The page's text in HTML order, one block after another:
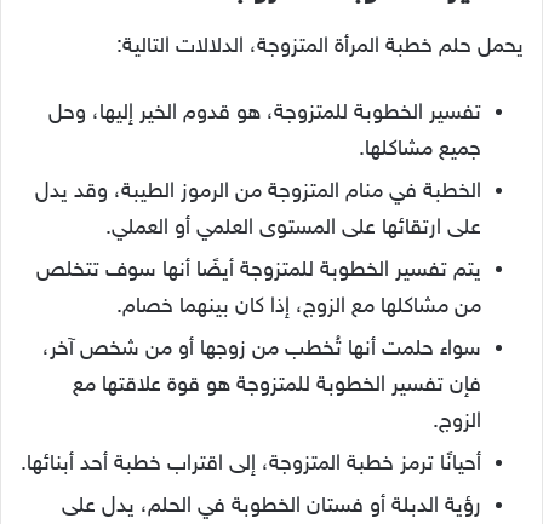
يحمل حلم خطبة المرأة المتزوجة، الدلالات التالية:
تفسير الخطوبة للمتزوجة، هو قدوم الخير إليها، وحل
جميع مشاكلها.
الخطبة في منام المتزوجة من الرموز الطيبة، وقد يدل
على ارتقائها على المستوى العلمي أو العملي.
يتم تفسير الخطوبة للمتزوجة أيضًا أنها سوف تتخلص
من مشاكلها مع الزوج، إذا كان بينهما خصام.
سواء حلمت أنها تُخطب من زوجها أو من شخص آخر،
فإن تفسير الخطوبة للمتزوجة هو قوة علاقتها مع
الزوج.
أحيانًا ترمز خطبة المتزوجة، إلى اقتراب خطبة أحد أبنائها.
رؤية الدبلة أو فستان الخطوبة في الحلم، يدل على